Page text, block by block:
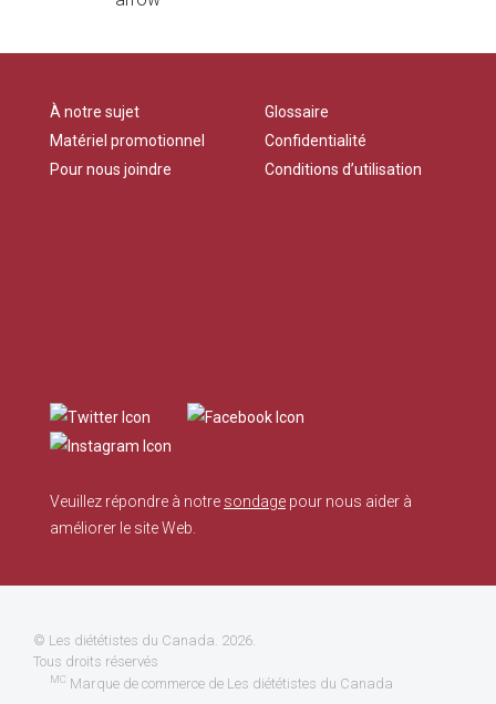
À notre sujet
Matériel promotionnel
Pour nous joindre
Glossaire
Confidentialité
Conditions d’utilisation
Veuillez répondre à notre sondage pour nous aider à
améliorer le site Web.
© Les diététistes du Canada. 2026.
Tous droits réservés
MC Marque de commerce de Les diététistes du Canada